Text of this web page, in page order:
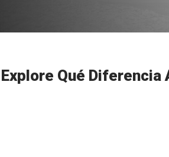
Explore Qué Diferencia